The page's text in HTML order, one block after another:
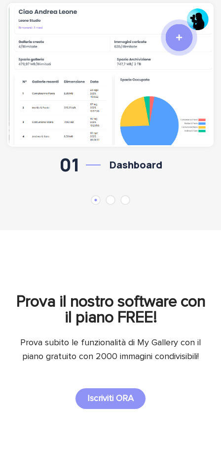
01 Dashboard
Prova il nostro software con
il piano FREE!
Prova subito le funzionalità di My Gallery con il
piano gratuito con 2000 immagini condivisibili!
Iscriviti ORA